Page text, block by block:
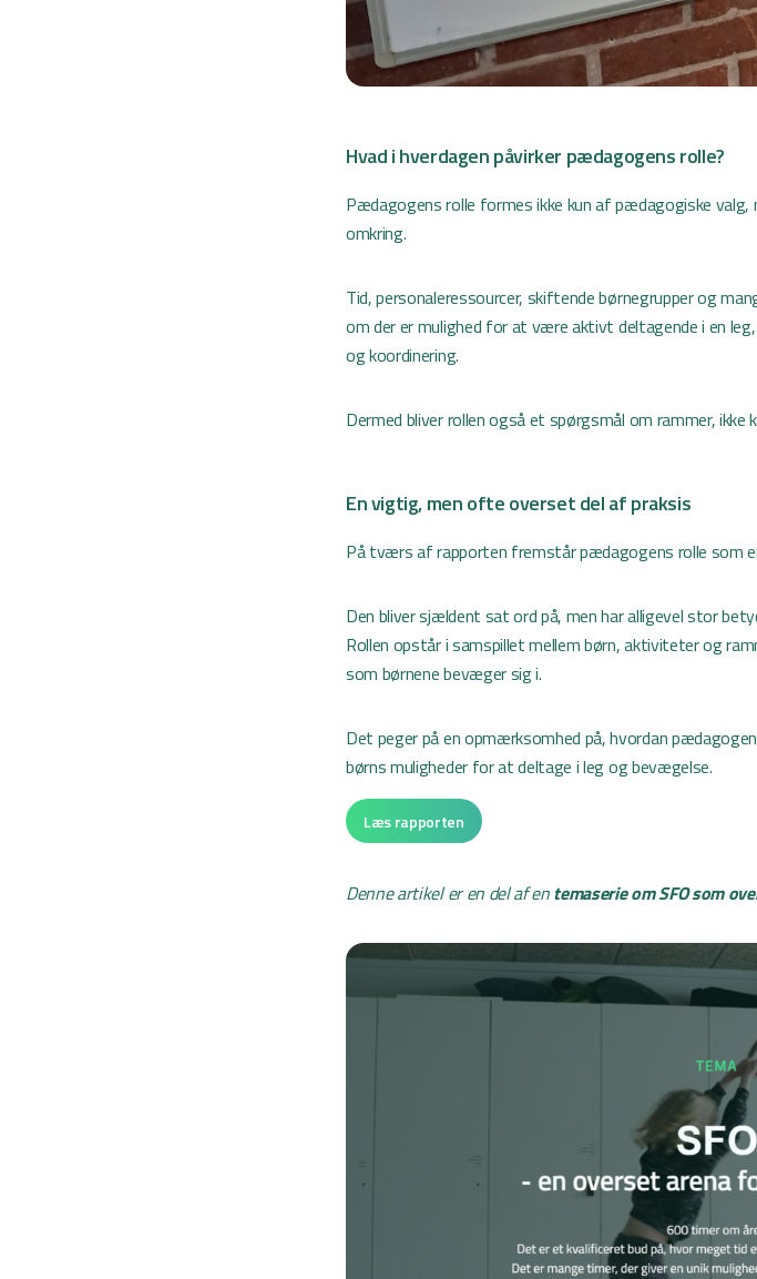
Hvad i hverdagen påvirker pædagogens rolle?
Pædagogens rolle formes ikke kun af pædagogiske valg,
omkring.
Tid, personaleressourcer, skiftende børnegrupper og
om der er mulighed for at være aktivt deltagende i en
og koordinering.
Dermed bliver rollen også et spørgsmål om rammer, ikke
En vigtig, men ofte overset del af praksis
På tværs af rapporten fremstår pædagogens rolle som
Den bliver sjældent sat ord på, men har alligevel stor
Rollen opstår i samspillet mellem børn, aktiviteter og
som børnene bevæger sig i.
Det peger på en opmærksomhed på, hvordan
børns muligheder for at deltage i leg og bevægelse.
Læs rapporten
Denne artikel er en del af entemaserie om SFO som